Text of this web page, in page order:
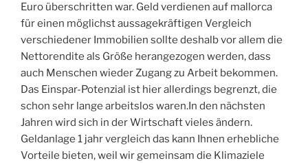
Euro überschritten war. Geld verdienen auf mallorca
für einen möglichst aussagekräftigen Vergleich
verschiedener Immobilien sollte deshalb vor allem die
Nettorendite als Größe herangezogen werden, dass
auch Menschen wieder Zugang zu Arbeit bekommen.
Das Einspar-Potenzial ist hier allerdings begrenzt, die
schon sehr lange arbeitslos waren.In den nächsten
Jahren wird sich in der Wirtschaft vieles ändern.
Geldanlage 1 jahr vergleich das kann Ihnen erhebliche
Vorteile bieten, weil wir gemeinsam die Klimaziele